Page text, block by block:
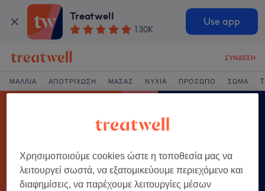
Treatwell
130K
Use app
ΣΎΝΔΕΣΗ
ΜΑΛΛΙΆ ΑΠΟΤΡΊΧΩΣΗ ΜΑΣΆΖ ΝΎΧΙΑ ΠΡΌΣΩΠΟ ΣΏΜΑ
Χρησιμοποιούμε cookies ώστε η τοποθεσία μας να
λειτουργεί σωστά, να εξατομικεύουμε περιεχόμενο και
διαφημίσεις, να παρέχουμε λειτουργίες μέσων